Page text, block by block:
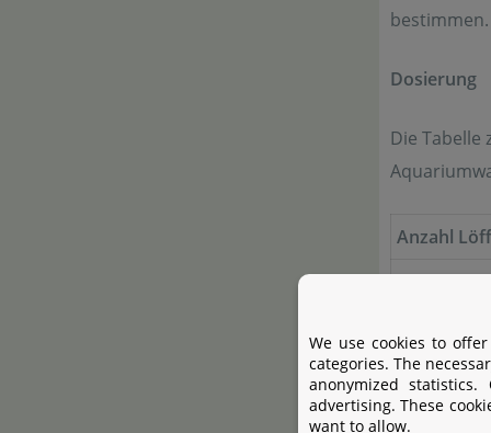
bestimmen.
Dosierung
Die Tabelle
Anzahl
1
3
4
We use cookies to
categories. The
anonymized
advertising. These
want to allow.